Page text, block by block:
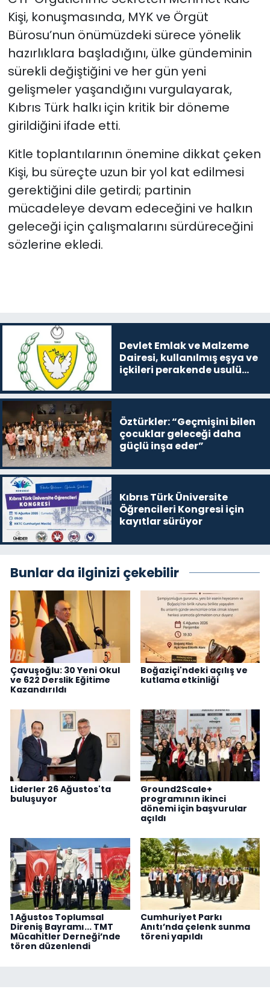
Kişi, konuşmasında, MYK ve Örgüt
Bürosu’nun önümüzdeki sürece yönelik
hazırlıklara başladığını, ülke gündeminin
sürekli değiştiğini ve her gün yeni
gelişmeler yaşandığını vurgulayarak,
Kıbrıs Türk halkı için kritik bir döneme
girildiğini ifade etti.
Kitle toplantılarının önemine dikkat çeken
Kişi, bu süreçte uzun bir yol kat edilmesi
gerektiğini dile getirdi; partinin
mücadeleye devam edeceğini ve halkın
geleceği için çalışmalarını sürdüreceğini
sözlerine ekledi.
Devlet Emlak ve Malzeme
Dairesi, kullanılmış eşya ve
içkileri perakende usulü
Öztürkler: “Geçmişini bilen
çocuklar geleceği daha
güçlü inşa eder”
Kıbrıs Türk Üniversite
Öğrencileri Kongresi için
kayıtlar sürüyor
Bunlar da ilginizi çekebilir
Çavuşoğlu: 30 Yeni Okul
ve 622 Derslik Eğitime
Kazandırıldı
Boğaziçi'ndeki açılış ve
kutlama etkinliği
Liderler 26 Ağustos'ta
buluşuyor
Ground2Scale+
programının ikinci
dönemi için başvurular
açıldı
1 Ağustos Toplumsal
Direniş Bayramı... TMT
Mücahitler Derneği’nde
tören düzenlendi
Cumhuriyet Parkı
Anıtı’nda çelenk sunma
töreni yapıldı